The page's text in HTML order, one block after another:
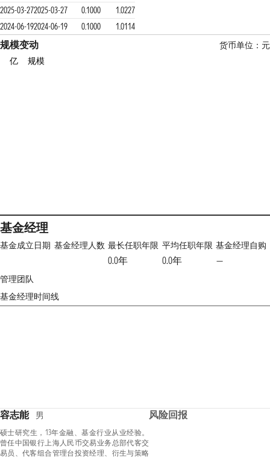
2025-03-272025-03-27 0.1000
1.0227
2024-06-192024-06-19 0.1000 1.0114
规模变动
货币单位：元
亿
规模
基金经理
基金成立日期 基金经理人数 最长任职年限
0.0年
平均任职年限
0.0年
基金经理自购
—
管理团队
基金经理时间线
容志能 男
硕士研究生，13年金融、基金行业从业经验。
曾任中国银行上海人民币交易业务总部代客交
易员、代客组合管理台投资经理、衍生与策略
风险回报